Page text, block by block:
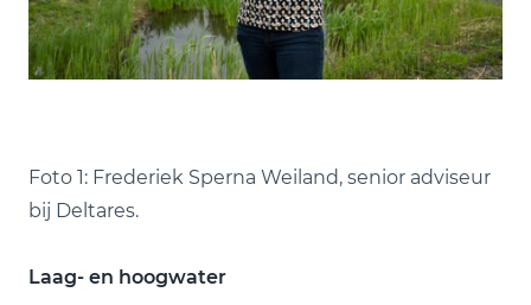
Foto 1: Frederiek Sperna Weiland, senior adviseur
bij Deltares.
Laag- en hoogwater